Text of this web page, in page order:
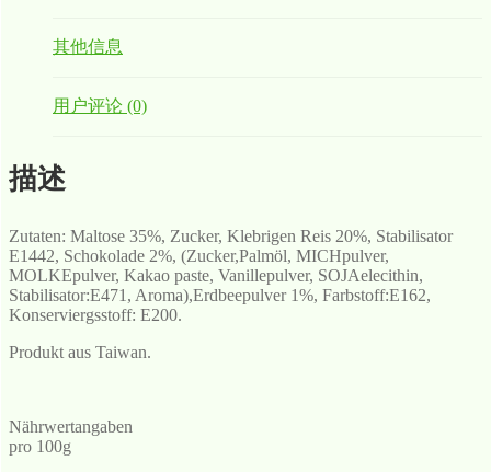
其他信息
用户评论 (0)
描述
Zutaten: Maltose 35%, Zucker, Klebrigen Reis 20%, Stabilisator
E1442, Schokolade 2%, (Zucker,Palmöl, MICHpulver,
MOLKEpulver, Kakao paste, Vanillepulver, SOJAelecithin,
Stabilisator:E471, Aroma),Erdbeepulver 1%, Farbstoff:E162,
Konserviergsstoff: E200.
Produkt aus Taiwan.
Nährwertangaben
pro 100g